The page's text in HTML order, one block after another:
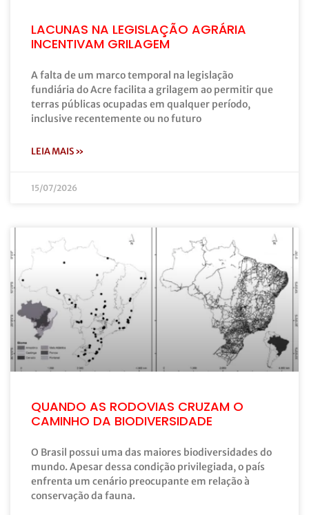
LACUNAS NA LEGISLAÇÃO AGRÁRIA
INCENTIVAM GRILAGEM
A falta de um marco temporal na legislação
fundiária do Acre facilita a grilagem ao permitir que
terras públicas ocupadas em qualquer período,
inclusive recentemente ou no futuro
LEIA MAIS »
15/07/2026
QUANDO AS RODOVIAS CRUZAM O
CAMINHO DA BIODIVERSIDADE
O Brasil possui uma das maiores biodiversidades do
mundo. Apesar dessa condição privilegiada, o país
enfrenta um cenário preocupante em relação à
conservação da fauna.